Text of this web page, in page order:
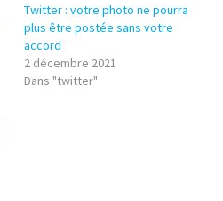
Twitter : votre photo ne pourra
plus être postée sans votre
accord
2 décembre 2021
Dans "twitter"